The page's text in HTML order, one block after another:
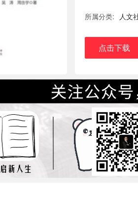
所属分类: 人文
点击下载